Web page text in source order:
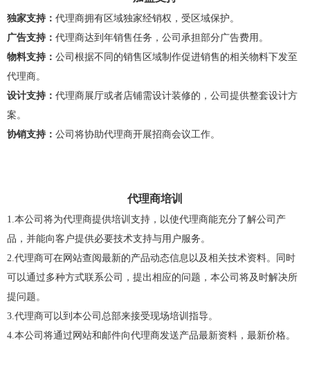
独家支持： 代理商拥有区域独家经销权，受区域保护。
广告支持： 代理商达到年销售任务，公司承担部分广告费用。
物料支持： 公司根据不同的销售区域制作促进销售的相关物料下发至
代理商。
设计支持： 代理商展厅或者店铺需设计装修的，公司提供整套设计方
案。
协销支持： 公司将协助代理商开展招商会议工作。
代理商培训
1.本公司将为代理商提供培训支持，以使代理商能充分了解公司产
品，并能向客户提供必要技术支持与用户服务。
2.代理商可在网站查阅最新的产品动态信息以及相关技术资料。同时
可以通过多种方式联系公司，提出相应的问题，本公司将及时解决所
提问题。
3.代理商可以到本公司总部来接受现场培训指导。
4.本公司将通过网站和邮件向代理商发送产品最新资料，最新价格。